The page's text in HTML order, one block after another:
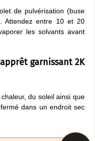
de pulvérisation (buse
Attendez entre 10 et 20
les solvants avant
garnissant 2K
du soleil ainsi que
dans un endroit sec